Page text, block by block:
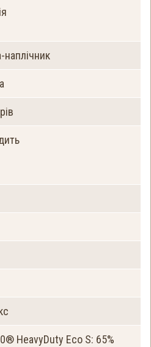
наплічник
HeavyDuty Eco S: 65%